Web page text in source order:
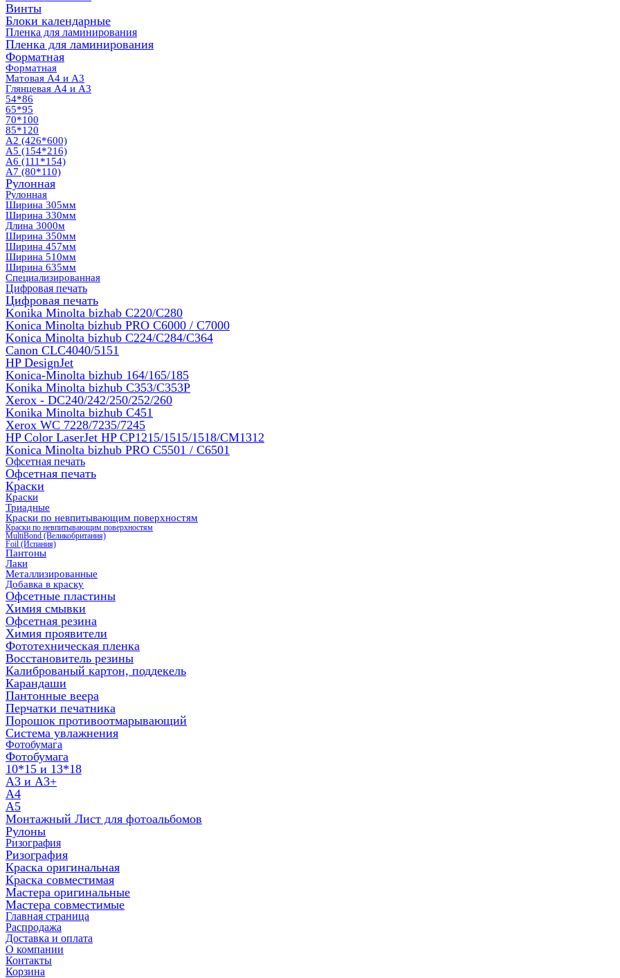
Винты
Блоки календарные
Пленка для ламинирования
Пленка для ламинирования
Форматная
Форматная
Матовая А4 и А3
Глянцевая А4 и А3
54*86
65*95
70*100
85*120
А2 (426*600)
А5 (154*216)
А6 (111*154)
А7 (80*110)
Рулонная
Рулонная
Ширина 305мм
Ширина 330мм
Длина 3000м
Ширина 350мм
Ширина 457мм
Ширина 510мм
Ширина 635мм
Специализированная
Цифровая печать
Цифровая печать
Konika Minolta bizhab C220/C280
Konica Minolta bizhub PRO C6000 / C7000
Konica Minolta bizhub С224/С284/С364
Canon CLC4040/5151
HP DesignJet
Konica-Minolta bizhub 164/165/185
Konika Minolta bizhub C353/C353Р
Xerox - DC240/242/250/252/260
Konika Minolta bizhub C451
Xerox WC 7228/7235/7245
HP Color LaserJet HP CP1215/1515/1518/CM1312
Konica Minolta bizhub PRO С5501 / С6501
Офсетная печать
Офсетная печать
Краски
Краски
Триадные
Краски по невпитывающим поверхностям
Краски по невпитывающим поверхностям
MultiBond (Великобритания)
Foil (Испания)
Пантоны
Лаки
Металлизированные
Добавка в краску
Офсетные пластины
Химия смывки
Офсетная резина
Химия проявители
Фототехническая пленка
Восстановитель резины
Калиброваный картон, поддекель
Карандаши
Пантонные веера
Перчатки печатника
Порошок противоотмарывающий
Система увлажнения
Фотобумага
Фотобумага
10*15 и 13*18
A3 и А3+
А4
А5
Монтажный Лист для фотоальбомов
Рулоны
Ризография
Ризография
Краска оригинальная
Краска совместимая
Мастера оригинальные
Мастера совместимые
Главная страница
Распродажа
Доставка и оплата
О компании
Контакты
Корзина